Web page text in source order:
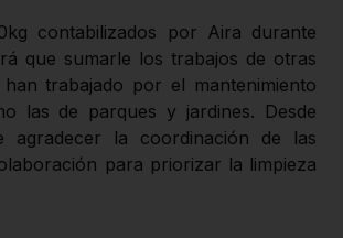
contabilizados por Aira durante
que sumarle los trabajos de otras
trabajado por el mantenimiento
las de parques y jardines. Desde
agradecer la coordinación de las
para priorizar la limpieza